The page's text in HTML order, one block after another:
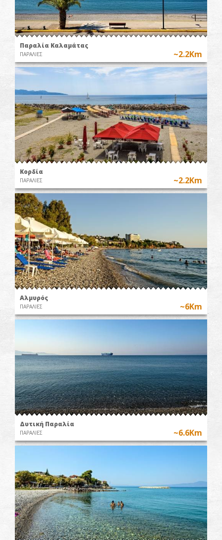
Παραλία Καλαμάτας
ΠΑΡΑΛΙΕΣ ~2.2Km
Κορδία
ΠΑΡΑΛΙΕΣ ~2.2Km
Αλμυρός
ΠΑΡΑΛΙΕΣ ~6Km
Δυτική Παραλία
ΠΑΡΑΛΙΕΣ ~6.6Km